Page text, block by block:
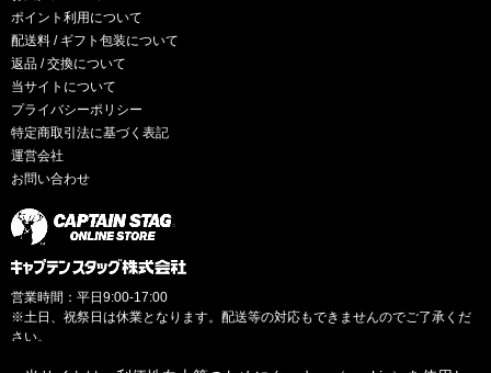
ポイント利用について
配送料 / ギフト包装について
返品 / 交換について
当サイトについて
プライバシーポリシー
特定商取引法に基づく表記
運営会社
お問い合わせ
営業時間：平日9:00-17:00
※土日、祝祭日は休業となります。配送等の対応もできませんのでご了承くだ
さい。